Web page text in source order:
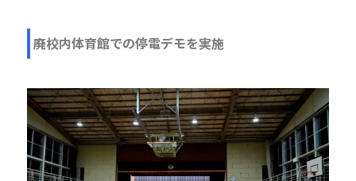
廃校内体育館での停電デモを実施